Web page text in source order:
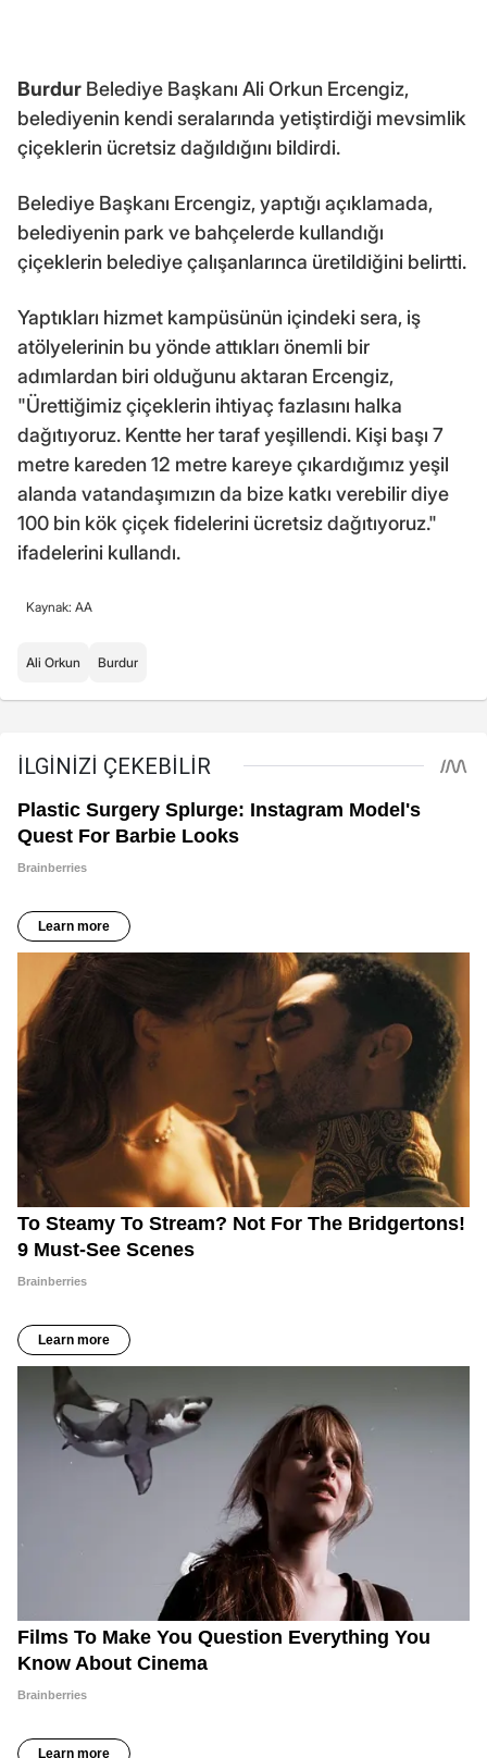
Burdur Belediye Başkanı Ali Orkun Ercengiz,
belediyenin kendi seralarında yetiştirdiği mevsimlik
çiçeklerin ücretsiz dağıldığını bildirdi.
Belediye Başkanı Ercengiz, yaptığı açıklamada,
belediyenin park ve bahçelerde kullandığı
çiçeklerin belediye çalışanlarınca üretildiğini belirtti.
Yaptıkları hizmet kampüsünün içindeki sera, iş
atölyelerinin bu yönde attıkları önemli bir
adımlardan biri olduğunu aktaran Ercengiz,
"Ürettiğimiz çiçeklerin ihtiyaç fazlasını halka
dağıtıyoruz. Kentte her taraf yeşillendi. Kişi başı 7
metre kareden 12 metre kareye çıkardığımız yeşil
alanda vatandaşımızın da bize katkı verebilir diye
100 bin kök çiçek fidelerini ücretsiz dağıtıyoruz."
ifadelerini kullandı.
Kaynak: AA
Ali Orkun Burdur